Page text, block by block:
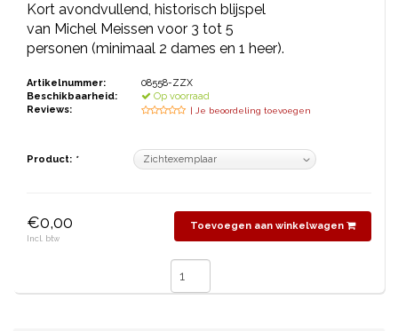
SKETCHES
Kort avondvullend, historisch blijspel
van Michel Meissen voor 3 tot 5
personen (minimaal 2 dames en 1 heer).
Artikelnummer:
08558-ZZX
Beschikbaarheid:
Op voorraad
Reviews:
| Je beoordeling toevoegen
Product: *
€0,00
Incl. btw
Toevoegen aan winkelwagen